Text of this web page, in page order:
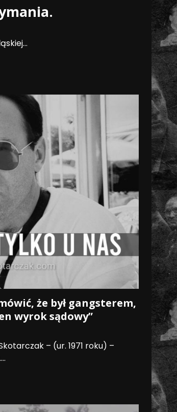
że był gangsterem,
wyrok sądowy”
– (ur. 1971 roku) –